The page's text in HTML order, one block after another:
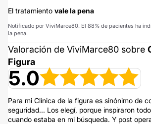
El tratamiento vale la pena
Notificado por ViviMarce80. El 88% de pacientes ha
la pena.
Valoración de ViviMarce80 sobre
Figura
5.0
Para mi Clínica de la figura es sinónimo de
seguridad... Los elegí, porque inspiraron
cuando estaba en mi búsqueda. Y post